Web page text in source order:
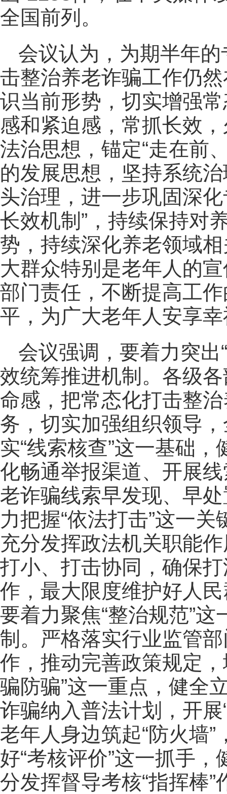
全国前列。
会议认为，为期半年
击整治养老诈骗工作仍
识当前形势，切实增强
感和紧迫感，常抓长效
法治思想，锚定“走在前
的发展思想，坚持系统
头治理，进一步巩固深
长效机制”，持续保持对
势，持续深化养老领域
大群众特别是老年人的
部门责任，不断提高工
平，为广大老年人安享
会议强调，要着力突出
效统筹推进机制。各级
命感，把常态化打击整
务，切实加强组织领导
实“线索核查”这一基础
化畅通举报渠道、开展
老诈骗线索早发现、早
力把握“依法打击”这一
充分发挥政法机关职能
打小、打击协同，确保
作，最大限度维护好人
要着力聚焦“整治规范”
制。严格落实行业监管
作，推动完善政策规定
骗防骗”这一重点，健全
诈骗纳入普法计划，开展
老年人身边筑起“防火墙
好“考核评价”这一抓手
分发挥督导考核“指挥棒